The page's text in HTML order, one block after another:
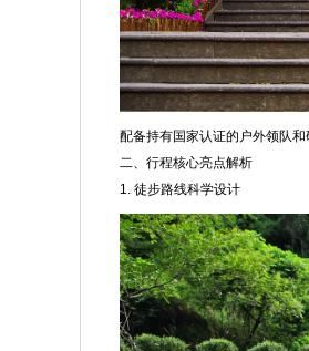
配备持有国家认证的户外领队
二、行程核心亮点解析
1. 徒步路线科学设计